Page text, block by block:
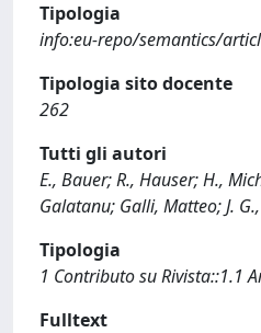
Tipologia
info:eu-repo/semantics/
Tipologia sito docente
262
Tutti gli autori
E., Bauer; R., Hauser; H.,
Galatanu; Galli, Matteo; J.
Tipologia
1 Contributo su Rivista::1.1
Fulltext